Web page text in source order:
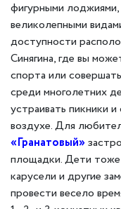
фигурными
великолепными
доступности
Синягина, где вы
спорта или
среди многолетних
устраивать пикники
воздухе. Для
«Гранатовый»
площадки. Дети
карусели и другие
провести весело